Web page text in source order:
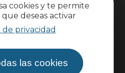
cookies y te permite
deseas activar
privacidad
las cookies
práctica